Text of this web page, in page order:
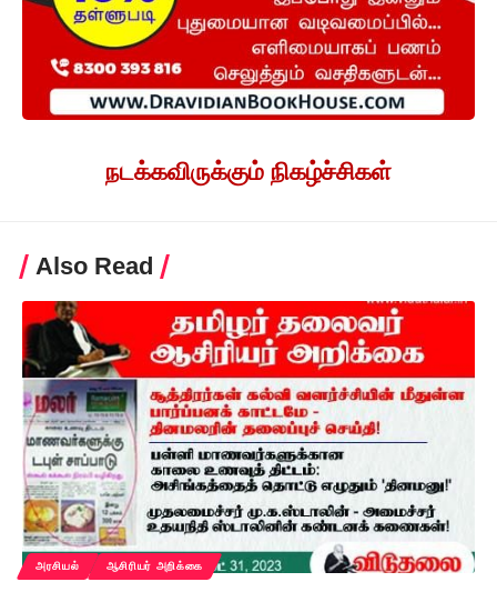
நடக்கவிருக்கும் நிகழ்ச்சிகள்
Also Read
அரசியல் ஆசிரியர் அறிக்கை